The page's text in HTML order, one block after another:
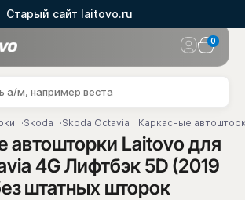
Старый сайт laitovo.ru
0
Skoda Skoda Octavia Каркасные
автошторки Laitovo для
4G Лифтбэк 5D (2019
штатных шторок